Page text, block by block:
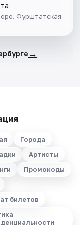
Фурштатская
→
Города
Артисты
Промокоды
билетов